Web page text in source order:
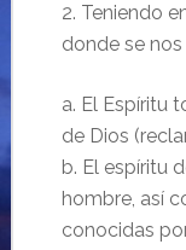
2. Teniendo
donde se
a. El Espíritu
de Dios
b. El espíritu
hombre, así
conocidas